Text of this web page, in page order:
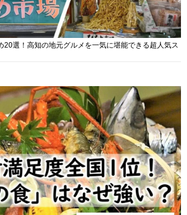
20選！高知の地元グルメを一気に堪能できる超人気ス